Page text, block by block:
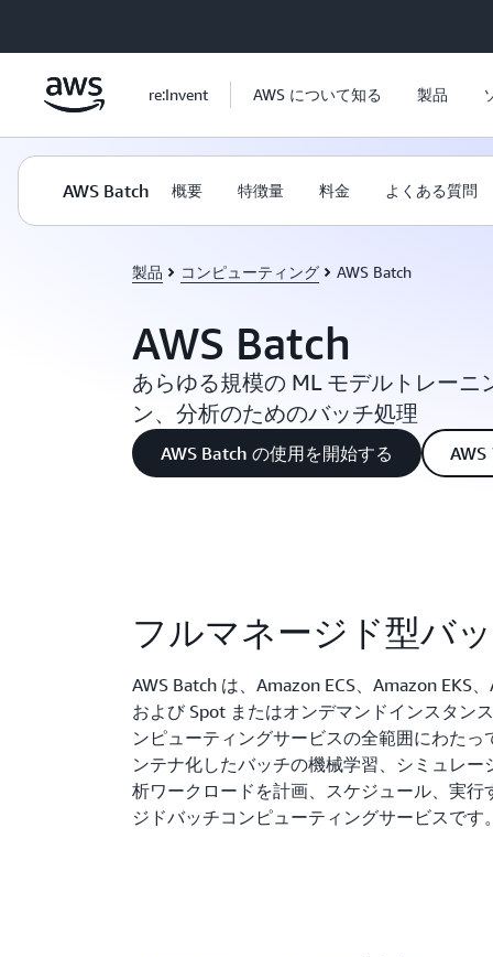
re:Invent AWS について知る 製品
AWS Batch 概要 特徴量 料金 よくある質問
製品 コンピューティング AWS Batch
AWS Batch
あらゆる規模の ML モデルトレーニ
ン、分析のためのバッチ処理
AWS Batch の使用を開始する
フルマネージド型バ
AWS Batch は、Amazon ECS、Amazon EKS
および Spot またはオンデマンドインスタン
ンピューティングサービスの全範囲にわたっ
ンテナ化したバッチの機械学習、シミュレー
析ワークロードを計画、スケジュール、実行
ジドバッチコンピューティングサービスです